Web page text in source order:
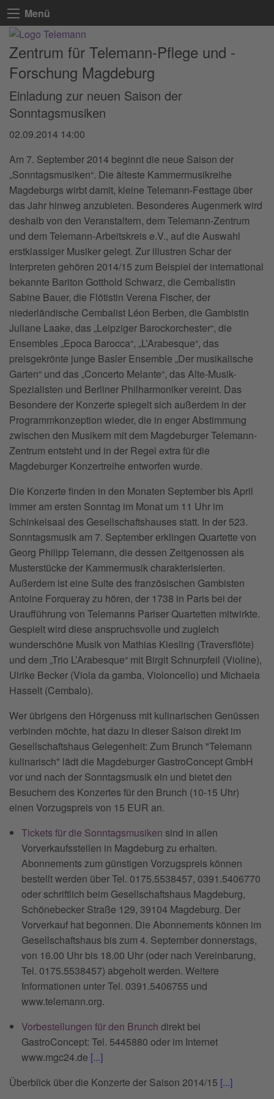
Menü
Zentrum für Telemann-Pflege und -
Forschung Magdeburg
Einladung zur neuen Saison der
Sonntagsmusiken
02.09.2014 14:00
Am 7. September 2014 beginnt die neue Saison der
„Sonntagsmusiken“. Die älteste Kammermusikreihe
Magdeburgs wirbt damit, kleine Telemann-Festtage über
das Jahr hinweg anzubieten. Besonderes Augenmerk wird
deshalb von den Veranstaltern, dem Telemann-Zentrum
und dem Telemann-Arbeitskreis e.V., auf die Auswahl
erstklassiger Musiker gelegt. Zur illustren Schar der
Interpreten gehören 2014/15 zum Beispiel der international
bekannte Bariton Gotthold Schwarz, die Cembalistin
Sabine Bauer, die Flötistin Verena Fischer, der
niederländische Cembalist Léon Berben, die Gambistin
Juliane Laake, das „Leipziger Barockorchester“, die
Ensembles „Epoca Barocca“, „L’Arabesque“, das
preisgekrönte junge Basler Ensemble „Der musikalische
Garten“ und das „Concerto Melante“, das Alte-Musik-
Spezialisten und Berliner Philharmoniker vereint. Das
Besondere der Konzerte spiegelt sich außerdem in der
Programmkonzeption wieder, die in enger Abstimmung
zwischen den Musikern mit dem Magdeburger Telemann-
Zentrum entsteht und in der Regel extra für die
Magdeburger Konzertreihe entworfen wurde.
Die Konzerte finden in den Monaten September bis April
immer am ersten Sonntag im Monat um 11 Uhr im
Schinkelsaal des Gesellschaftshauses statt. In der 523.
Sonntagsmusik am 7. September erklingen Quartette von
Georg Philipp Telemann, die dessen Zeitgenossen als
Musterstücke der Kammermusik charakterisierten.
Außerdem ist eine Suite des französischen Gambisten
Antoine Forqueray zu hören, der 1738 in Paris bei der
Uraufführung von Telemanns Pariser Quartetten mitwirkte.
Gespielt wird diese anspruchsvolle und zugleich
wunderschöne Musik von Mathias Kiesling (Traversflöte)
und dem „Trio L’Arabesque“ mit Birgit Schnurpfeil (Violine),
Ulrike Becker (Viola da gamba, Violoncello) und Michaela
Hasselt (Cembalo).
Wer übrigens den Hörgenuss mit kulinarischen Genüssen
verbinden möchte, hat dazu in dieser Saison direkt im
Gesellschaftshaus Gelegenheit: Zum Brunch "Telemann
kulinarisch" lädt die Magdeburger GastroConcept GmbH
vor und nach der Sonntagsmusik ein und bietet den
Besuchern des Konzertes für den Brunch (10-15 Uhr)
einen Vorzugspreis von 15 EUR an.
Tickets für die Sonntagsmusiken sind in allen
Vorverkaufsstellen in Magdeburg zu erhalten.
Abonnements zum günstigen Vorzugspreis können
bestellt werden über Tel. 0175.5538457, 0391.5406770
oder schriftlich beim Gesellschaftshaus Magdeburg,
Schönebecker Straße 129, 39104 Magdeburg. Der
Vorverkauf hat begonnen. Die Abonnements können im
Gesellschaftshaus bis zum 4. September donnerstags,
von 16.00 Uhr bis 18.00 Uhr (oder nach Vereinbarung,
Tel. 0175.5538457) abgeholt werden. Weitere
Informationen unter Tel. 0391.5406755 und
www.telemann.org.
Vorbestellungen für den Brunch direkt bei
GastroConcept: Tel. 5445880 oder im Internet
www.mgc24.de [...]
Überblick über die Konzerte der Saison 2014/15 [...]